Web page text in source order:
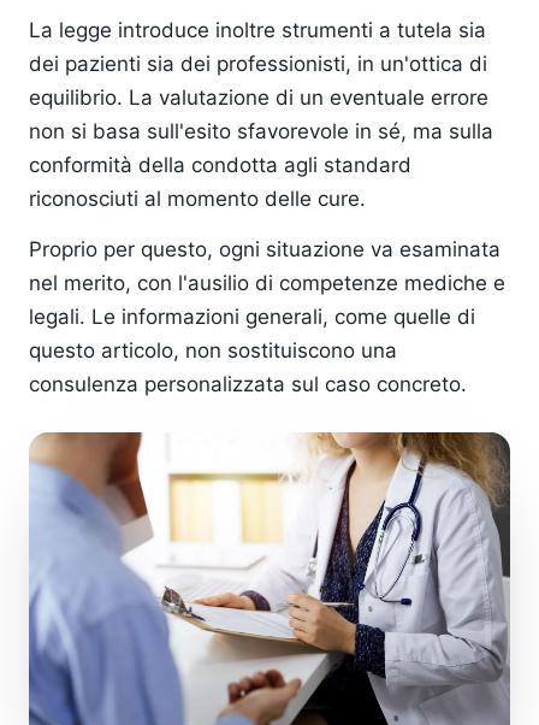
La legge introduce inoltre strumenti a tutela sia
dei pazienti sia dei professionisti, in un'ottica di
equilibrio. La valutazione di un eventuale errore
non si basa sull'esito sfavorevole in sé, ma sulla
conformità della condotta agli standard
riconosciuti al momento delle cure.
Proprio per questo, ogni situazione va esaminata
nel merito, con l'ausilio di competenze mediche e
legali. Le informazioni generali, come quelle di
questo articolo, non sostituiscono una
consulenza personalizzata sul caso concreto.